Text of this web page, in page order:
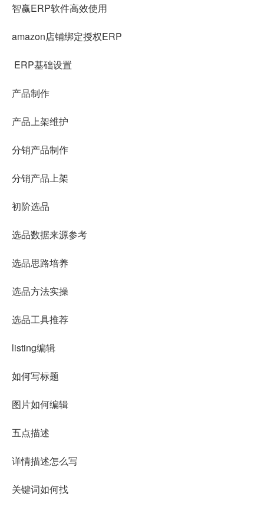
智赢ERP软件高效使用
amazon店铺绑定授权ERP
ERP基础设置
产品制作
产品上架维护
分销产品制作
分销产品上架
初阶选品
选品数据来源参考
选品思路培养
选品方法实操
选品工具推荐
listing编辑
如何写标题
图片如何编辑
五点描述
详情描述怎么写
关键词如何找